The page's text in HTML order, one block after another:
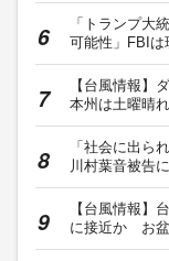
「トランプ大
可能性」FBI
【台風情報】
本州は土曜晴
「社会に出ら
川村葉音被告
【台風情報】
に接近か お